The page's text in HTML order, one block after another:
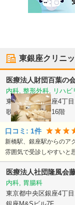
東銀座クリニ
医療法人財団百葉の
内科, 整形外科, リハ
東京都中央区銀座4丁
歌舞伎座タワー16階
口コミ: 1件
新橋駅、銀座駅からのア
雰囲気で受診しやすいと
医療法人社団隆風会
内科, 胃腸科
東京都中央区銀座4丁